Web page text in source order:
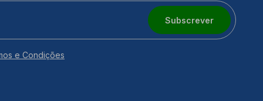
Subscrever
e Condições